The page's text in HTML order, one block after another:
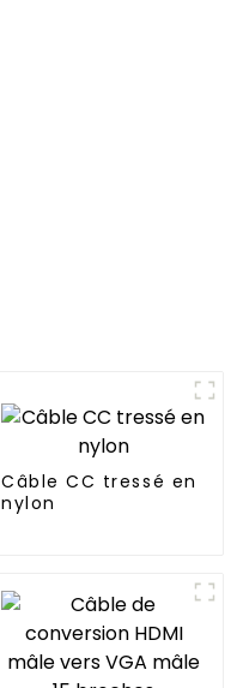
Câble CC tressé en
nylon